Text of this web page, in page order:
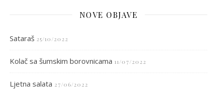
NOVE OBJAVE
Sataraš 25/10/2022
Kolač sa šumskim borovnicama 11/07/2022
Ljetna salata 27/06/2022